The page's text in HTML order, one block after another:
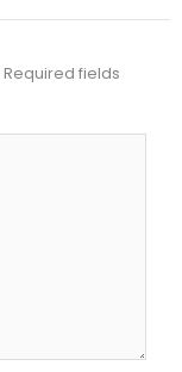
Required fields